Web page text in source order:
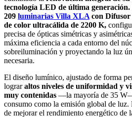
tecnología LED de última generación.
209 luminarias Villa XLA con
de color ultracálida de 2200 K,
precisa de ópticas simétricas y
máxima eficiencia a cada entorno del
sobreiluminación y proyectando la luz
necesaria.
El diseño lumínico, ajustado de forma
lograraltos niveles de uniformidad y
muy contenidas —la mayoría de 35
consumo como la emisión global de luz.
de mejorar el rendimiento energético de